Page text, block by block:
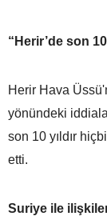
“Herir’de son
Herir Hava
yönündeki
son 10 yıldır
etti.
Suriye ile